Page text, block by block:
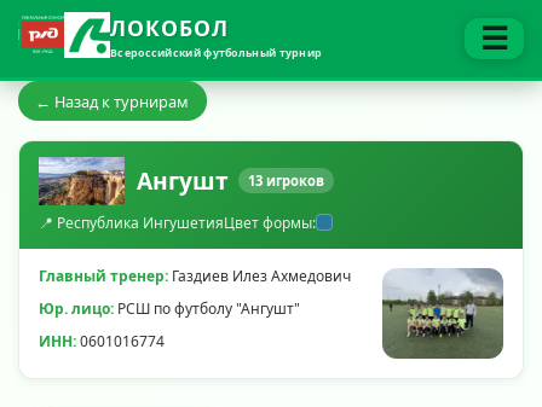
ЛОКОБОЛ
Всероссийский футбольный турнир ☰
← Назад к турнирам
Ангушт 13 игроков
📍 Республика ИнгушетияЦвет формы:
Главный тренер: Газдиев Илез Ахмедович
Юр. лицо: РСШ по футболу "Ангушт"
ИНН:0601016774